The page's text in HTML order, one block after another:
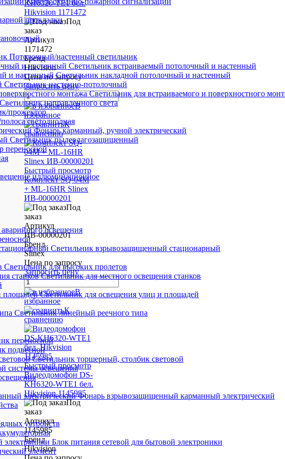
прокладки
Потолочный/настенный светильник
Светильник встраиваемый потолочный и настенный
Светильник накладной потолочный и настенный
Светильник настенно-потолочный
Светильник для встраиваемого и поверхностного
Светильник направленного света
прожектор
светодиодная
Фонарь карманный, ручной электрический
Светильник пылевлагозащищенный
переносной
иллюминационное
освещения
Светильник взрывозащищенный стационарный
Светильник для высоких пролетов
Светильник для местного освещения станков
Светильник для освещения улиц и площадей
Светильник линейный реечного типа
переносной
подвесной
Светильник торшерный, столбик световой
системы освещения
Фонарь взрывозащищенный карманный электрический
устройств
Блок питания сетевой для бытовой электроники
элемент
KH6320-TE1 бел.
Hikvision 1171472
Под
заказ
Артикул
1171472
Бренд
Hikvision
Цена по запросу
Запросить цену
В
избранное
К
сравнению
Быстрый просмотр
Комплект SQ-04M
+ ML-16HR Slinex
ИВ-00000201
Под
заказ
Артикул
ИВ-00000201
Бренд
Slinex
Цена по запросу
Запросить цену
В
избранное
К
сравнению
Быстрый просмотр
Видеодомофон DS-
KH6320-WTE1 бел.
Hikvision 1145985
Под
заказ
Артикул
1145985
Бренд
Hikvision